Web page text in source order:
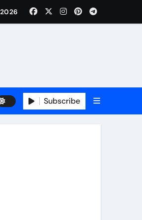
विशाल तिरंगा यात्रा
जीएम
Subscribe